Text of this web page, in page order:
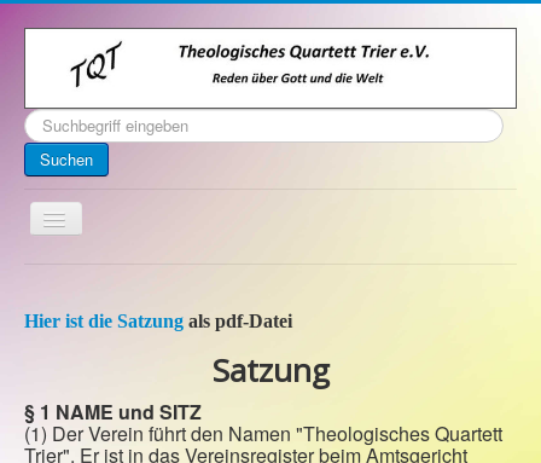
Suchen
...
Suchen
Toggle
Navigation
Über uns
Veranstaltungen
Archiv
Hier ist die Satzung als pdf-Datei
Satzung
§ 1 NAME und SITZ
(1) Der Verein führt den Namen "Theologisches Quartett
Trier". Er ist in das Vereinsregister beim Amtsgericht